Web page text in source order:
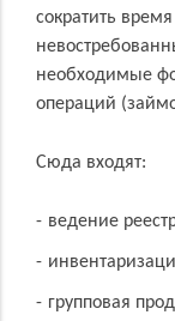
сократить
необходимые
операций
Сюда входят:
ведение
групповая